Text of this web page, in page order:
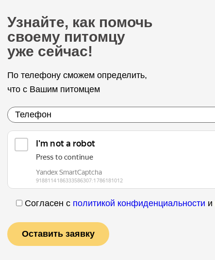
Узнайте, как помочь
своему питомцу
уже сейчас!
По телефону сможем определить,
что с Вашим питомцем
Согласен с политикой конфиденциальности и